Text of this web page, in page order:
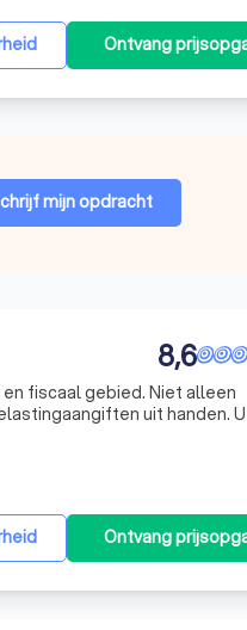
Ontvang
mijn opdracht
8,6
fiscaal gebied. Niet alleen
uit handen.
Ontvang